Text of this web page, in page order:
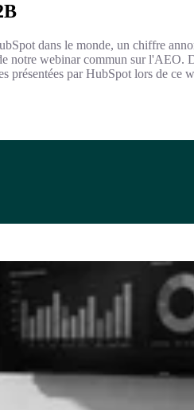
dans le monde, un chiffre
notre webinar commun sur l'AEO.
présentées par HubSpot lors de ce